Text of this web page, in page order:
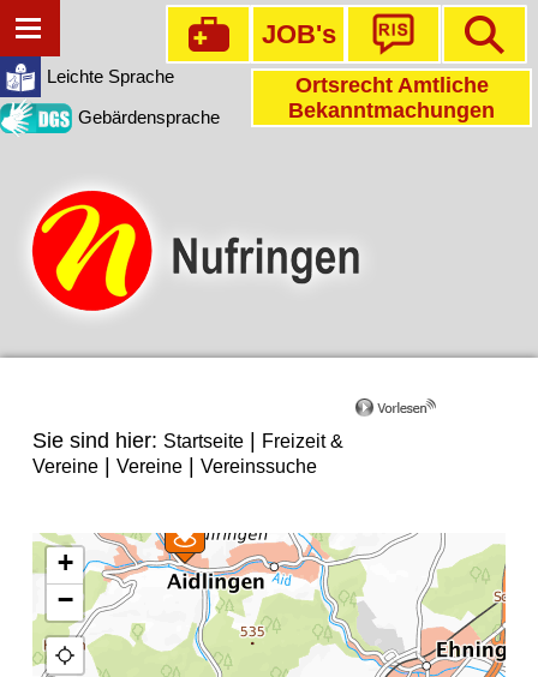
Leichte Sprache
Gebärdensprache
JOB's
Ortsrecht Amtliche
Bekanntmachungen
Sie sind hier: Startseite|
Freizeit &
Vereine| Vereine| Vereinssuche